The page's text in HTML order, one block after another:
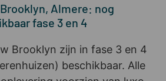
Almere: nog
fase 3 en 4
Brooklyn zijn in fase 3 en 4
beschikbaar. Alle